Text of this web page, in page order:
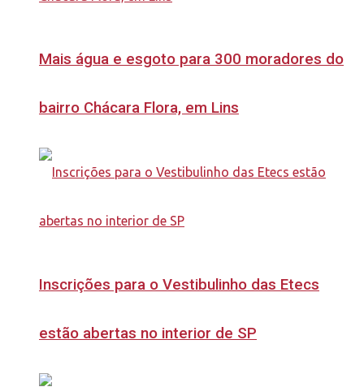
Mais água e esgoto para 300 moradores do
bairro Chácara Flora, em Lins
Inscrições para o Vestibulinho das Etecs
estão abertas no interior de SP